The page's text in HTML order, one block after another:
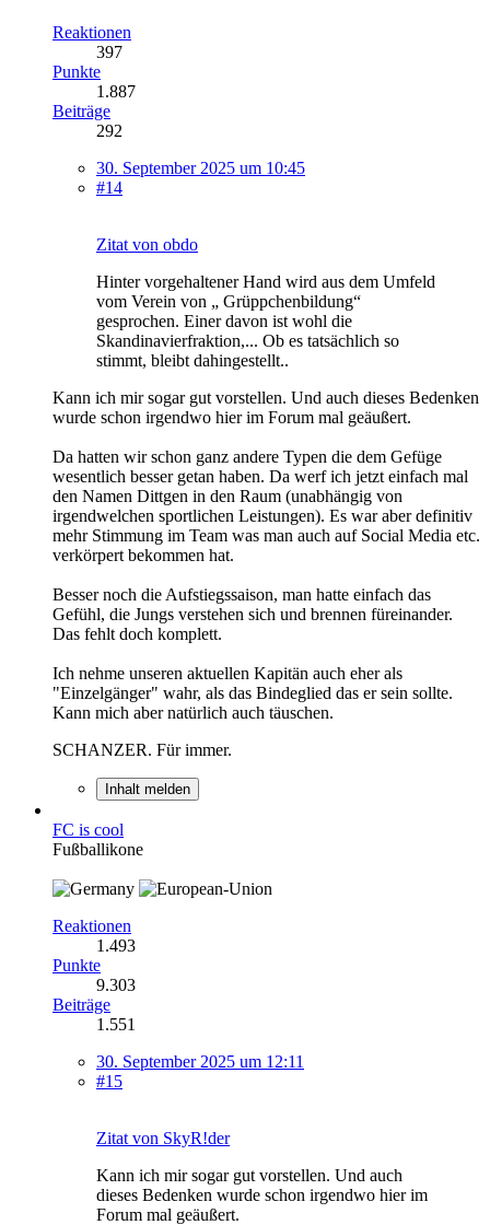
Reaktionen
397
Punkte
1.887
Beiträge
292
30. September 2025 um 10:45
#14
Zitat von obdo
Hinter vorgehaltener Hand wird aus dem Umfeld
vom Verein von „ Grüppchenbildung“
gesprochen. Einer davon ist wohl die
Skandinavierfraktion,... Ob es tatsächlich so
stimmt, bleibt dahingestellt..
Kann ich mir sogar gut vorstellen. Und auch dieses Bedenken
wurde schon irgendwo hier im Forum mal geäußert.
Da hatten wir schon ganz andere Typen die dem Gefüge
wesentlich besser getan haben. Da werf ich jetzt einfach mal
den Namen Dittgen in den Raum (unabhängig von
irgendwelchen sportlichen Leistungen). Es war aber definitiv
mehr Stimmung im Team was man auch auf Social Media etc.
verkörpert bekommen hat.
Besser noch die Aufstiegssaison, man hatte einfach das
Gefühl, die Jungs verstehen sich und brennen füreinander.
Das fehlt doch komplett.
Ich nehme unseren aktuellen Kapitän auch eher als
"Einzelgänger" wahr, als das Bindeglied das er sein sollte.
Kann mich aber natürlich auch täuschen.
SCHANZER. Für immer.
Inhalt melden
FC is cool
Fußballikone
Reaktionen
1.493
Punkte
9.303
Beiträge
1.551
30. September 2025 um 12:11
#15
Zitat von SkyR!der
Kann ich mir sogar gut vorstellen. Und auch
dieses Bedenken wurde schon irgendwo hier im
Forum mal geäußert.